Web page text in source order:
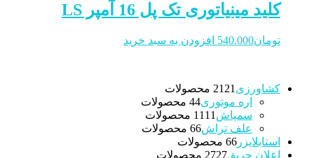
کلید مینیاتوری تک پل 16 آمپر LS
تومان540.000 افزودن به سبد خرید
کشاورزی 21 21 محصولات
اره موتوری 44 محصولات
سمپاش
11 11 محصولات
علف تراش 66 محصولات
استابلایزر
66 محصولات
اعلان حریق
2727 محصولات